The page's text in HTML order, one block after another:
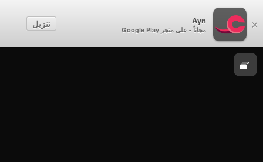
×
Ayn
مجاناً - على متجر Google Play
تنزيل الزامل